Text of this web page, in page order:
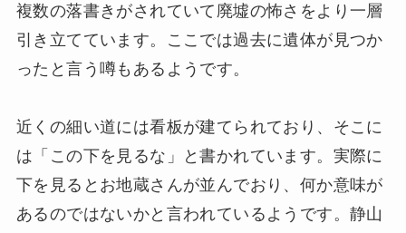
複数の落書きがされていて廃墟の怖さをより一層
引き立てています。ここでは過去に遺体が見つか
ったと言う噂もあるようです。
近くの細い道には看板が建てられており、そこに
は「この下を見るな」と書かれています。実際に
下を見るとお地蔵さんが並んでおり、何か意味が
あるのではないかと言われているようです。静山